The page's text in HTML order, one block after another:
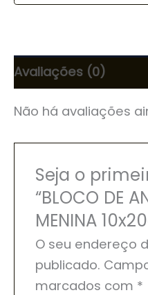
Avaliações (0)
Não há avaliações
Seja o
“BLOCO DE
MENINA
O seu endereço
publicado.
marcados com *